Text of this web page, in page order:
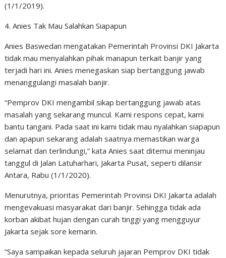
(1/1/2019).
4. Anies Tak Mau Salahkan Siapapun
Anies Baswedan mengatakan Pemerintah Provinsi DKI Jakarta
tidak mau menyalahkan pihak manapun terkait banjir yang
terjadi hari ini. Anies menegaskan siap bertanggung jawab
menanggulangi masalah banjir.
“Pemprov DKI mengambil sikap bertanggung jawab atas
masalah yang sekarang muncul. Kami respons cepat, kami
bantu tangani. Pada saat ini kami tidak mau nyalahkan siapapun
dan apapun sekarang adalah saatnya memastikan warga
selamat dan terlindungi,” kata Anies saat ditemui meninjau
tanggul di Jalan Latuharhari, Jakarta Pusat, seperti dilansir
Antara, Rabu (1/1/2020).
Menurutnya, prioritas Pemerintah Provinsi DKI Jakarta adalah
mengevakuasi masyarakat dari banjir. Sehingga tidak ada
korban akibat hujan dengan curah tinggi yang mengguyur
Jakarta sejak sore kemarin.
“Saya sampaikan kepada seluruh jajaran Pemprov DKI tidak